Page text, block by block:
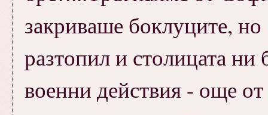
закриваше боклуците,
разтопил и столицата
военни действия - още